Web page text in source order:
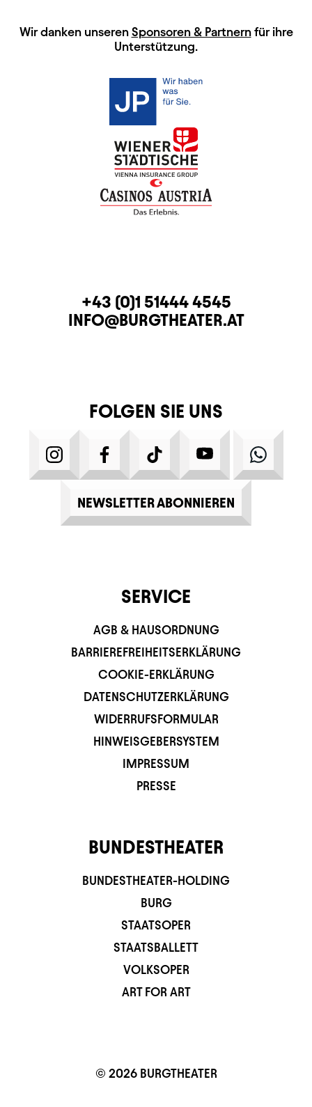
HAUPTSPONSOREN
Wir danken unseren Sponsoren & Partnernfür ihre
Unterstützung.
KONTAKTTELEFON
+43 (0)1 51444 4545
E-MAIL
INFO@BURGTHEATER.AT
FOLGEN SIE UNS
INSTAGRAMFACEBOOKTIKTOK YOUTUBE
NEWSLETTER ABONNIEREN
SERVICE
AGB & HAUSORDNUNG
BARRIEREFREIHEITSERKLÄRUNG
COOKIE-ERKLÄRUNG
DATENSCHUTZERKLÄRUNG
WIDERRUFSFORMULAR
HINWEISGEBERSYSTEM
IMPRESSUM
PRESSE
BUNDESTHEATER
BUNDESTHEATER-HOLDING
BURG
STAATSOPER
STAATSBALLETT
VOLKSOPER
ART FOR ART
© 2026 BURGTHEATER